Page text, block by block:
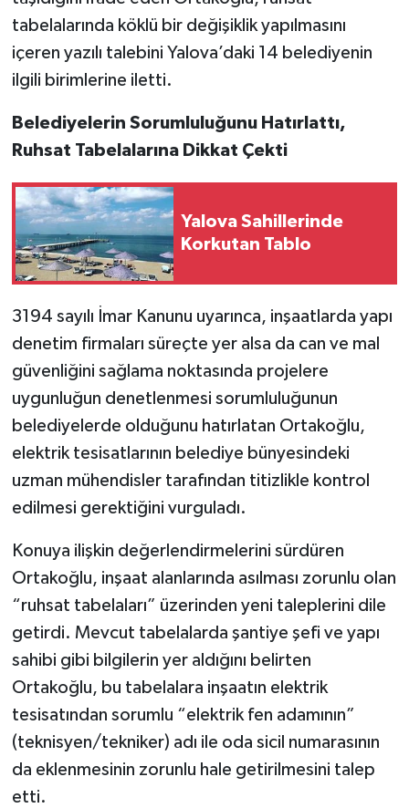
tabelalarında köklü bir değişiklik yapılmasını
içeren yazılı talebini Yalova’daki 14 belediyenin
ilgili birimlerine iletti.
Belediyelerin Sorumluluğunu Hatırlattı,
Ruhsat Tabelalarına Dikkat Çekti
Yalova Sahillerinde
Korkutan Tablo
3194 sayılı İmar Kanunu uyarınca, inşaatlarda yapı
denetim firmaları süreçte yer alsa da can ve mal
güvenliğini sağlama noktasında projelere
uygunluğun denetlenmesi sorumluluğunun
belediyelerde olduğunu hatırlatan Ortakoğlu,
elektrik tesisatlarının belediye bünyesindeki
uzman mühendisler tarafından titizlikle kontrol
edilmesi gerektiğini vurguladı.
Konuya ilişkin değerlendirmelerini sürdüren
Ortakoğlu, inşaat alanlarında asılması zorunlu olan
“ruhsat tabelaları” üzerinden yeni taleplerini dile
getirdi. Mevcut tabelalarda şantiye şefi ve yapı
sahibi gibi bilgilerin yer aldığını belirten
Ortakoğlu, bu tabelalara inşaatın elektrik
tesisatından sorumlu “elektrik fen adamının”
(teknisyen/tekniker) adı ile oda sicil numarasının
da eklenmesinin zorunlu hale getirilmesini talep
etti.